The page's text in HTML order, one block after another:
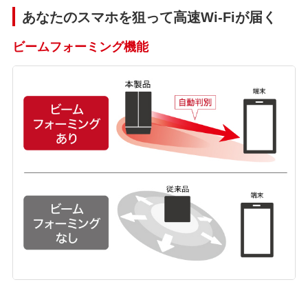
あなたのスマホを狙って高速Wi-Fiが届く
ビームフォーミング機能